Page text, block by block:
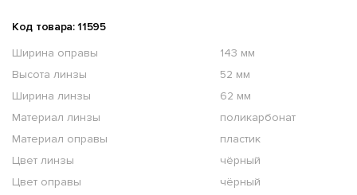
Код товара: 11595
Ширина оправы
143 мм
Высота линзы
52 мм
Ширина линзы
62 мм
Материал линзы
поликарбонат
Материал оправы
пластик
Цвет линзы
чёрный
Цвет оправы
чёрный